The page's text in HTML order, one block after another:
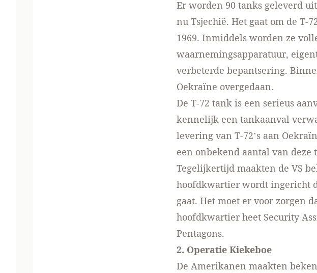
Er worden 90 tanks geleverd
nu Tsjechië. Het gaat om de T-
1969. Inmiddels worden ze
waarnemingsapparatuur,
verbeterde bepantsering.
Oekraïne overgedaan.
De T-72 tank is een serieus
kennelijk een tankaanval
levering van T-72’s aan
een onbekend aantal van deze
Tegelijkertijd maakten de VS
hoofdkwartier wordt ingericht
gaat. Het moet er voor zorgen
hoofdkwartier heet Security
Pentagons.
2. Operatie Kiekeboe
De Amerikanen maakten